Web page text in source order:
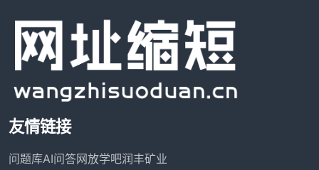
友情链接
问题库AI问答网放学吧润丰矿业